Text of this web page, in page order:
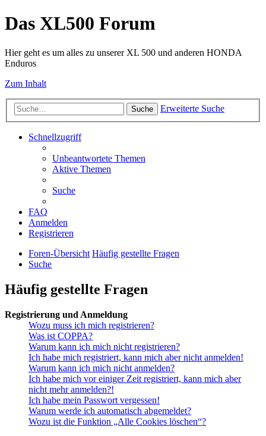
Das XL500 Forum
Hier geht es um alles zu unserer XL 500 und anderen HONDA
Enduros
Zum Inhalt
Suche Erweiterte Suche
Schnellzugriff
Unbeantwortete Themen
Aktive Themen
Suche
FAQ
Anmelden
Registrieren
Foren-Übersicht Häufig gestellte Fragen
Suche
Häufig gestellte Fragen
Registrierung und Anmeldung
Wozu muss ich mich registrieren?
Was ist COPPA?
Warum kann ich mich nicht registrieren?
Ich habe mich registriert, kann mich aber nicht anmelden!
Warum kann ich mich nicht anmelden?
Ich habe mich vor einiger Zeit registriert, kann mich aber
nicht mehr anmelden?!
Ich habe mein Passwort vergessen!
Warum werde ich automatisch abgemeldet?
Wozu ist die Funktion „Alle Cookies löschen“?